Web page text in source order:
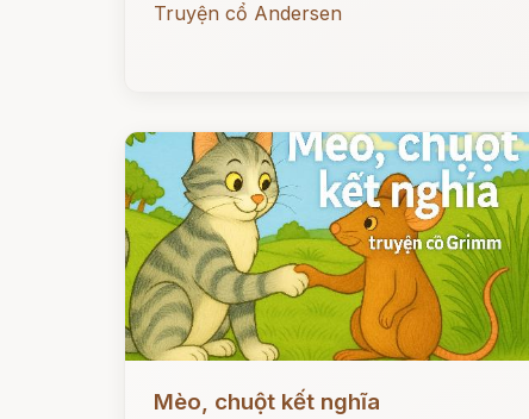
Truyện cổ Andersen
Mèo, chuột kết nghĩa